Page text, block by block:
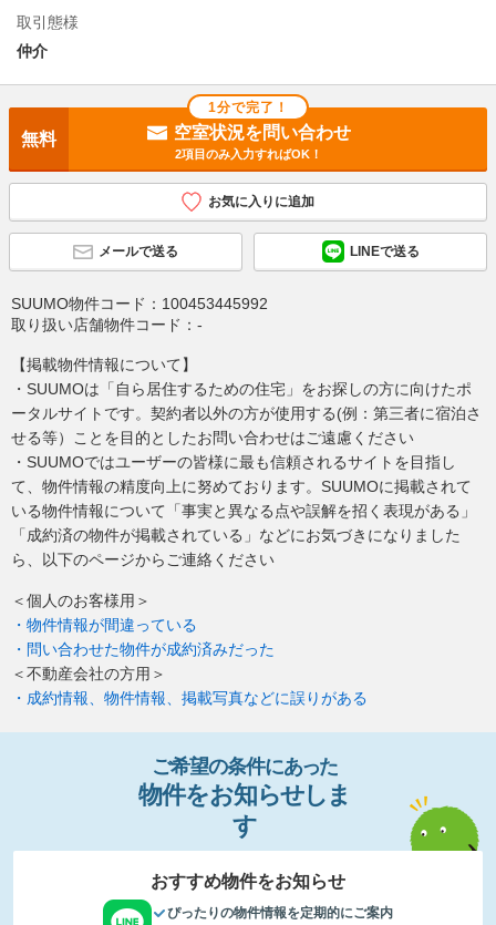
次回更新予定日
ン、EV用コンセント、ペット仕様（腰見切り、外水
栓、リードフック）
取引態様
仲介
1分で完了！
無料 空室状況を問い合わせ
2項目のみ入力すればOK！
お気に入りに追加
メールで送る LINEで送る
SUUMO物件コード： 100453445992
取り扱い店舗物件コード： -
【掲載物件情報について】
・SUUMOは「自ら居住するための住宅」をお探しの方に向けたポ
ータルサイトです。契約者以外の方が使用する(例：第三者に宿泊さ
せる等）ことを目的としたお問い合わせはご遠慮ください
・SUUMOではユーザーの皆様に最も信頼されるサイトを目指し
て、物件情報の精度向上に努めております。SUUMOに掲載されて
いる物件情報について「事実と異なる点や誤解を招く表現がある」
「成約済の物件が掲載されている」などにお気づきになりました
ら、以下のページからご連絡ください
＜個人のお客様用＞
・物件情報が間違っている
・問い合わせた物件が成約済みだった
＜不動産会社の方用＞
・成約情報、物件情報、掲載写真などに誤りがある
ご希望の条件にあった
物件をお知らせし ま
す
おすすめ物件をお知らせ
ぴったりの物件情報を定期的にご案内